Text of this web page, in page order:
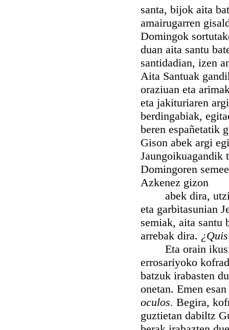
santa, bijok aita
amairugarren
Domingok
duan aita santu
santidadian, izen
Aita Santuak
oraziuan eta
eta jakituriaren
berdingabiak,
beren españetatik
Gison abek argi
Jaungoikuagandik
Domingoren
Azkenez gizon
abek dira,
eta garbitasunian
semiak, aita santu
arrebak dira.
Eta orain ikusi
errosariyoko
batzuk irabasten
onetan. Emen
oculos. Begira,
guztietan dabiltz